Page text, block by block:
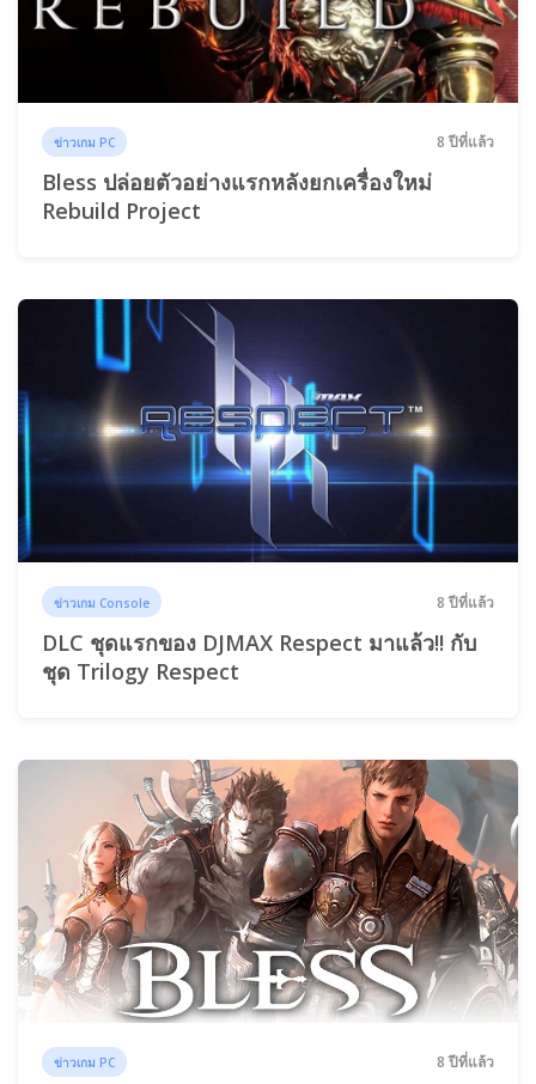
ข่าวเกม PC 8 ปีที่แล้ว
ฺBless ปล่อยตัวอย่างแรกหลังยกเครื่องใหม่
Rebuild Project
ข่าวเกม Console 8 ปีที่แล้ว
DLC ชุดแรกของ DJMAX Respect มาแล้ว!! กับ
ชุด Trilogy Respect
ข่าวเกม PC 8 ปีที่แล้ว